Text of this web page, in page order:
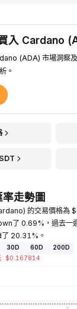
入 Cardano
(ADA) 市場洞察
。
率走勢圖
的交易價格為
了 0.69%，過去
20.31%。
30D 60D
200D
: $0.167814